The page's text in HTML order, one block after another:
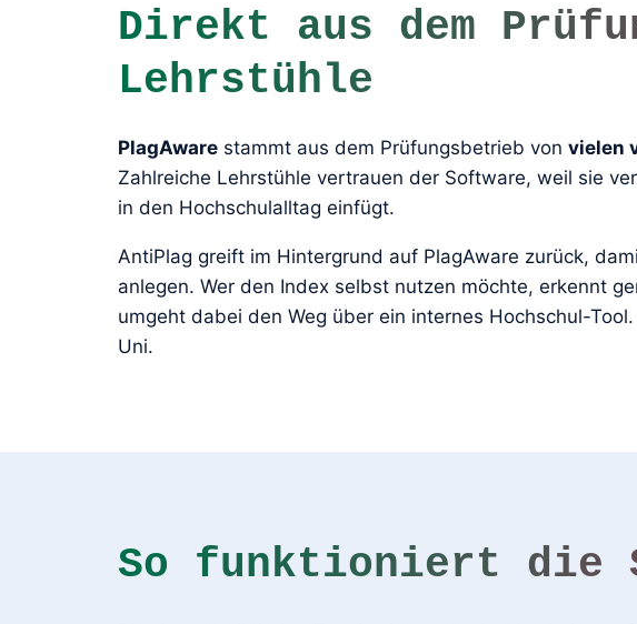
Direkt aus dem
Lehrstühle
PlagAware stammt aus dem Prüfungsbetrieb von vielen
Zahlreiche Lehrstühle vertrauen der Software, weil sie
in den Hochschulalltag einfügt.
AntiPlag greift im Hintergrund auf PlagAware zurück,
anlegen. Wer den Index selbst nutzen möchte, erkennt
umgeht dabei den Weg über ein internes Hochschul-
Uni.
So funktioniert die